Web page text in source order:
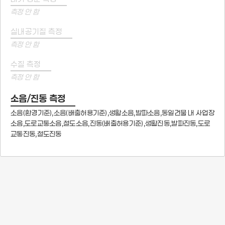
측정 안 함
실내공기질 측정
측정 안 함
수질 측정
측정 안 함
소음/진동 측정
소음(환경기준),소음(배출허용기준),생활소음,발파소음,동일건물 내 사업장
소음,도로교통소음,철도소음,진동(배출허용기준),생활진동,발파진동,도로
교통진동,철도진동